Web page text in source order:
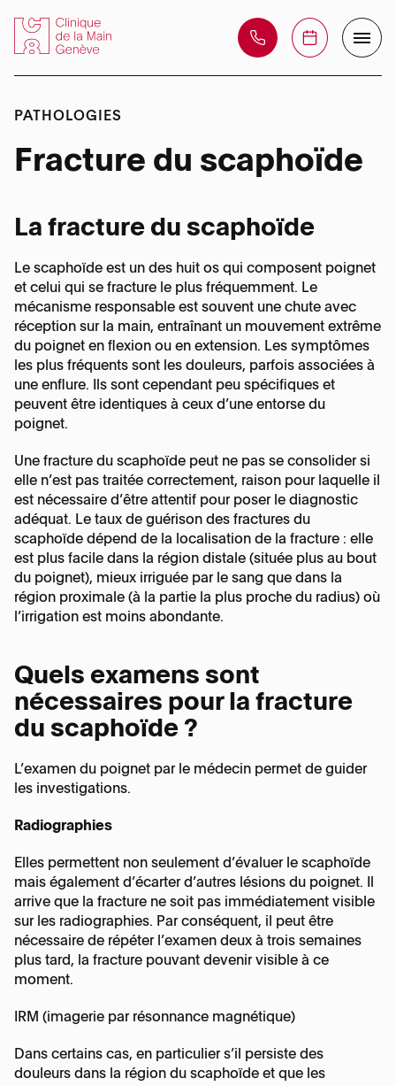
La Clinique
Equipe de soins
Médecins
Chefs de Clinique & Médecin assistant
Secrétariat
Locaux et organisation
Risques et problèmes éventuels
Vidéo parcours patient au bloc opératoire
Nos domaines
d’expertise
Nos domaines d’expertise
Médecine esthétique des mains
Échographie
Pathologies
Compression du nerf ulnaire au coude
Doigt en maillet ou mallet finger
Fracture du poignet
Fracture du scaphoïde
Le doigt à ressaut
Lésion des tendons fléchisseurs
Lésion du TFCC
Phlegmon des tendons fléchisseurs
Rhizarthrose
Syndrome douloureux régional complexe
ou SDRC
Votre assurance
Des questions sur la facturation
FR
EN
Téléphone :
+41 22 595 08 88
Adresse :
Rue des Bains, 35 – 1205 Genève
Lundi – Jeudi, 8:00
- 17:30
Vendredi, 8:00 - 16:30
+41 22 595 08 08
Adresse :
Rue des Bains, 35 – 1205 Genève
Horaires :
Lundi – Jeudi, 8:15 -
Vendredi, 8:15 - 16:45
PATHOLOGIES
Fracture du scaphoïde
La fracture du scaphoïde
Le scaphoïde est un des huit os qui composent poignet
et celui qui se fracture le plus fréquemment. Le
mécanisme responsable est souvent une chute avec
réception sur la main, entraînant un mouvement extrême
du poignet en flexion ou en extension. Les symptômes
les plus fréquents sont les douleurs, parfois associées à
une enflure. Ils sont cependant peu spécifiques et
peuvent être identiques à ceux d’une entorse du
poignet.
Une fracture du scaphoïde peut ne pas se consolider si
elle n’est pas traitée correctement, raison pour laquelle il
est nécessaire d’être attentif pour poser le diagnostic
adéquat. Le taux de guérison des fractures du
scaphoïde dépend de la localisation de la fracture : elle
est plus facile dans la région distale (située plus au bout
du poignet), mieux irriguée par le sang que dans la
région proximale (à la partie la plus proche du radius) où
l’irrigation est moins abondante.
Quels examens sont
nécessaires pour la fracture
du scaphoïde ?
L’examen du poignet par le médecin permet de guider
les investigations.
Radiographies
Elles permettent non seulement d’évaluer le scaphoïde
mais également d’écarter d’autres lésions du poignet. Il
arrive que la fracture ne soit pas immédiatement visible
sur les radiographies. Par conséquent, il peut être
nécessaire de répéter l’examen deux à trois semaines
plus tard, la fracture pouvant devenir visible à ce
moment.
IRM (imagerie par résonnance magnétique)
Dans certains cas, en particulier s’il persiste des
douleurs dans la région du scaphoïde et que les